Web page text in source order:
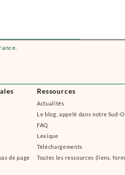
de page
Ressources
Actualités
Le blog, appelé dans notre Sud-
FAQ
Lexique
Téléchargements
Toutes les ressources (liens,